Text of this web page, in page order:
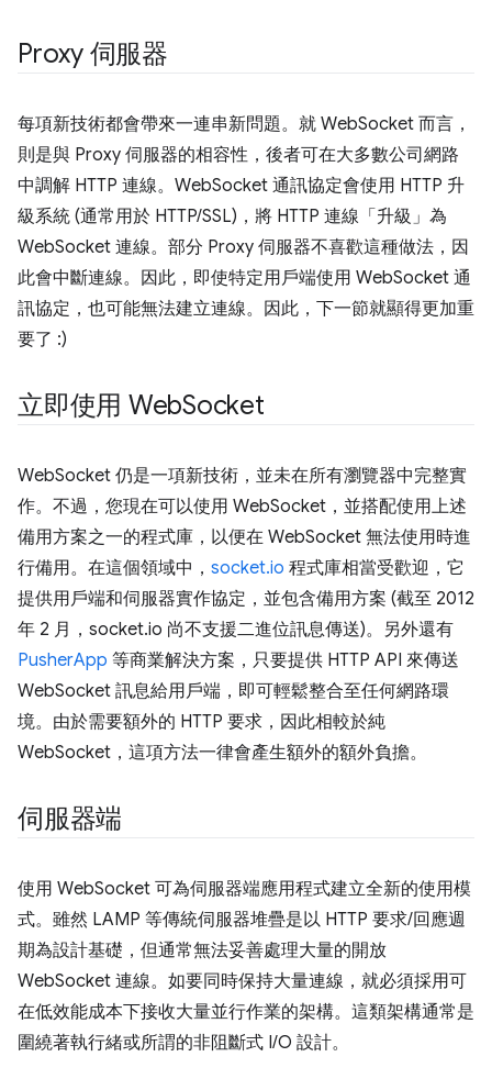
Proxy 伺服器
每項新技術都會帶來一連串新問題。就 WebSocket 而言，
則是與 Proxy 伺服器的相容性，後者可在大多數公司網路
中調解 HTTP 連線。WebSocket 通訊協定會使用 HTTP 升
級系統 (通常用於 HTTP/SSL)，將 HTTP 連線「升級」為
WebSocket 連線。部分 Proxy 伺服器不喜歡這種做法，因
此會中斷連線。因此，即使特定用戶端使用 WebSocket 通
訊協定，也可能無法建立連線。因此，下一節就顯得更加重
要了 :)
立即使用 WebSocket
WebSocket 仍是一項新技術，並未在所有瀏覽器中完整實
作。不過，您現在可以使用 WebSocket，並搭配使用上述
備用方案之一的程式庫，以便在 WebSocket 無法使用時進
行備用。在這個領域中， socket.io 程式庫相當受歡迎，它
提供用戶端和伺服器實作協定，並包含備用方案 (截至 2012
年 2 月，socket.io 尚不支援二進位訊息傳送)。另外還有
PusherApp 等商業解決方案，只要提供 HTTP API 來傳送
WebSocket 訊息給用戶端，即可輕鬆整合至任何網路環
境。由於需要額外的 HTTP 要求，因此相較於純
WebSocket，這項方法一律會產生額外的額外負擔。
伺服器端
使用 WebSocket 可為伺服器端應用程式建立全新的使用模
式。雖然 LAMP 等傳統伺服器堆疊是以 HTTP 要求/回應週
期為設計基礎，但通常無法妥善處理大量的開放
WebSocket 連線。如要同時保持大量連線，就必須採用可
在低效能成本下接收大量並行作業的架構。這類架構通常是
圍繞著執行緒或所謂的非阻斷式 I/O 設計。